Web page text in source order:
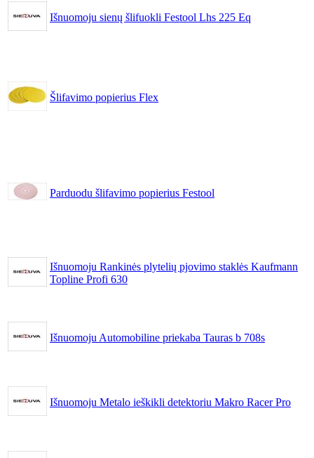
Išnuomoju sienų šlifuokli Festool Lhs 225 Eq
Šlifavimo popierius Flex
Parduodu šlifavimo popierius Festool
Išnuomoju Rankinės plytelių pjovimo staklės Kaufmann
Topline Profi 630
Išnuomoju Automobiline priekaba Tauras b 708s
Išnuomoju Metalo ieškikli detektoriu Makro Racer Pro